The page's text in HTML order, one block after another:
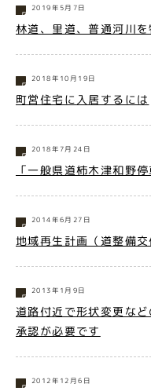
2019年5月7日
林道、里道、普通河川
2018年10月19日
町営住宅に入居するには
2018年7月24日
「一般県道柿木津和野
2014年6月27日
地域再生計画（道整備
2013年1月9日
道路付近で形状変更な
承認が必要です
2012年12月6日